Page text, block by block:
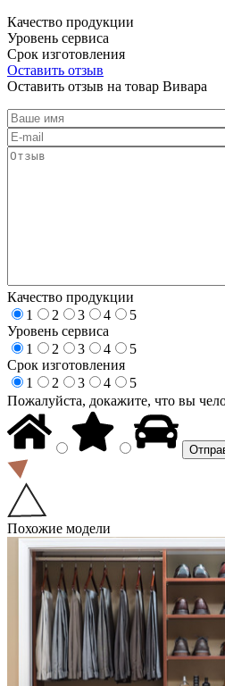
Качество продукции
Уровень сервиса
Срок изготовления
Оставить отзыв
Оставить отзыв на товар Вивара
Качество продукции
1
2 3 4
5
Уровень сервиса
1
2 3 4
5
Срок изготовления
1
2 3 4
5
Пожалуйста, докажите, что вы
Похожие модели